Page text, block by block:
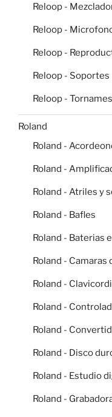
Reloop -
Reloop -
Reloop -
Reloop - Soportes
Reloop -
Roland
Roland -
Roland -
Roland - Atriles y
Roland - Bafles
Roland - Baterias
Roland - Camaras
Roland -
Roland -
Roland -
Roland - Disco
Roland - Estudio
Roland -